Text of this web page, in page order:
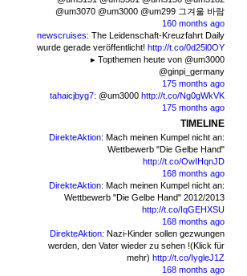
@um3070 @um3000 @um299 그겨울 바람
160 months ago
newscruises: The Leidenschaft-Kreuzfahrt Daily
wurde gerade veröffentlicht! http://t.co/0d25l0OY
▸ Topthemen heute von @um3000
@ginpi_germany
175 months ago
tahaicjbyg7: @um3000 http://t.co/Ng0gWkVK
175 months ago
TIMELINE
DirekteAktion: Mach meinen Kumpel nicht an:
Wettbewerb "Die Gelbe Hand"
http://t.co/OwIHqnJD
168 months ago
DirekteAktion: Mach meinen Kumpel nicht an:
Wettbewerb "Die Gelbe Hand" 2012/2013
http://t.co/IqGEHXSU
168 months ago
DirekteAktion: Nazi-Kinder sollen gezwungen
werden, den Vater wieder zu sehen !(Klick für
mehr) http://t.co/IygleJ1Z
168 months ago